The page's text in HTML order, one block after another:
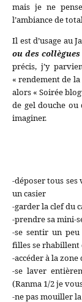
mais je ne
l’ambiance de
Il est d’usage au
ou des
précis, j’y
« rendement de
alors « Soirée
de gel douche
imaginer.
-déposer tous ses
un casier
-garder la clef du
-prendre sa mini-
-se sentir un peu
filles se rhabillent
-accéder à la zone
-se laver
(Ranma 1/2 je
-ne pas mouiller